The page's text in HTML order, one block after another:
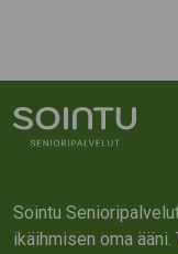
Sointu
ikäihmisen oma